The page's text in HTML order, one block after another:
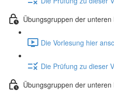
Übungsgruppen der
Die Vorlesung hier
Die Prüfung zu dieser
Übungsgruppen der